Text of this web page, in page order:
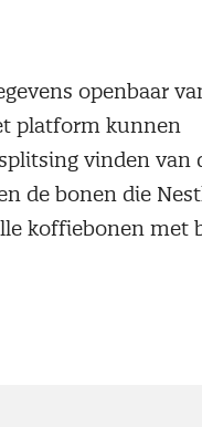
openbaar
platform kunnen
vinden van
de bonen die
koffiebonen met